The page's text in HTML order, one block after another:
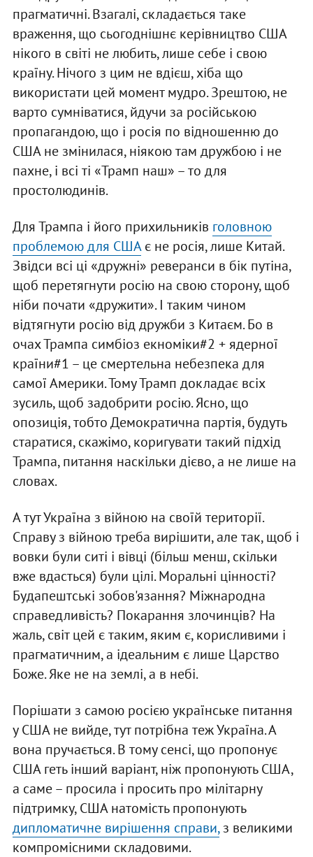
прагматичні. Взагалі, складається таке
враження, що сьогоднішнє керівництво США
нікого в світі не любить, лише себе і свою
країну. Нічого з цим не вдієш, хіба що
використати цей момент мудро. Зрештою, не
варто сумніватися, йдучи за російською
пропагандою, що і росія по відношенню до
США не змінилася, ніякою там дружбою і не
пахне, і всі ті «Трамп наш» – то для
простолюдинів.
Для Трампа і його прихильників головною
проблемою для СШАє не росія, лише Китай.
Звідси всі ці «дружні» реверанси в бік путіна,
щоб перетягнути росію на свою сторону, щоб
ніби почати «дружити». І таким чином
відтягнути росію від дружби з Китаєм. Бо в
очах Трампа симбіоз екноміки#2 + ядерної
країни#1 – це смертельна небезпека для
самої Америки. Тому Трамп докладає всіх
зусиль, щоб задобрити росію. Ясно, що
опозиція, тобто Демократична партія, будуть
старатися, скажімо, коригувати такий підхід
Трампа, питання наскільки дієво, а не лише на
словах.
А тут Україна з війною на своїй території.
Справу з війною треба вирішити, але так, щоб і
вовки були ситі і вівці (більш менш, скільки
вже вдасться) були цілі. Моральні цінності?
Будапештські зобов'язання? Міжнародна
справедливість? Покарання злочинців? На
жаль, світ цей є таким, яким є, корисливими і
прагматичним, а ідеальним є лише Царство
Боже. Яке не на землі, а в небі.
Порішати з самою росією українське питання
у США не вийде, тут потрібна теж Україна. А
вона пручається. В тому сенсі, що пропонує
США геть інший варіант, ніж пропонують США,
а саме – просила і просить про мілітарну
підтримку, США натомість пропонують
дипломатичне вирішення справи,з великими
компромісними складовими.